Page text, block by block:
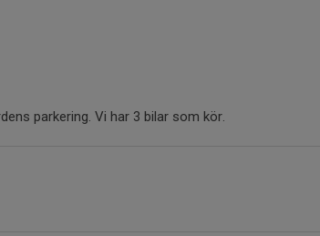
parkering. Vi har 3 bilar som kör.